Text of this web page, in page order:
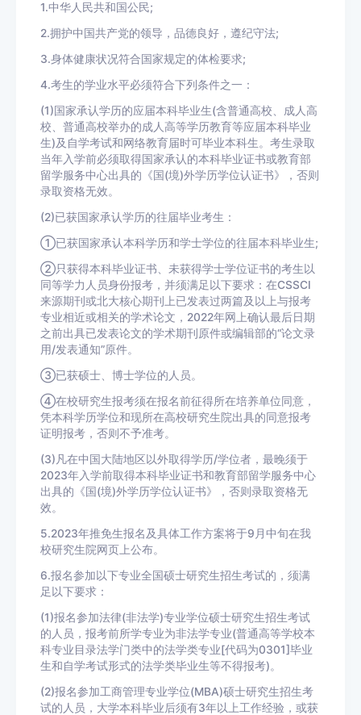
1.中华人民共和国公民;
2.拥护中国共产党的领导，品德良好，遵纪守法;
3.身体健康状况符合国家规定的体检要求;
4.考生的学业水平必须符合下列条件之一：
(1)国家承认学历的应届本科毕业生(含普通高校、成人高
校、普通高校举办的成人高等学历教育等应届本科毕业
生)及自学考试和网络教育届时可毕业本科生。考生录取
当年入学前必须取得国家承认的本科毕业证书或教育部
留学服务中心出具的《国(境)外学历学位认证书》，否则
录取资格无效。
(2)已获国家承认学历的往届毕业考生：
①已获国家承认本科学历和学士学位的往届本科毕业生;
②只获得本科毕业证书、未获得学士学位证书的考生以
同等学力人员身份报考，并须满足以下要求：在CSSCI
来源期刊或北大核心期刊上已发表过两篇及以上与报考
专业相近或相关的学术论文，2022年网上确认最后日期
之前出具已发表论文的学术期刊原件或编辑部的“论文录
用/发表通知”原件。
③已获硕士、博士学位的人员。
④在校研究生报考须在报名前征得所在培养单位同意，
凭本科学历学位和现所在高校研究生院出具的同意报考
证明报考，否则不予准考。
(3)凡在中国大陆地区以外取得学历/学位者，最晚须于
2023年入学前取得本科毕业证书和教育部留学服务中心
出具的《国(境)外学历学位认证书》，否则录取资格无
效。
5.2023年推免生报名及具体工作方案将于9月中旬在我
校研究生院网页上公布。
6.报名参加以下专业全国硕士研究生招生考试的，须满
足以下要求：
(1)报名参加法律(非法学)专业学位硕士研究生招生考试
的人员，报考前所学专业为非法学专业(普通高等学校本
科专业目录法学门类中的法学类专业[代码为0301]毕业
生和自学考试形式的法学类毕业生等不得报考)。
(2)报名参加工商管理专业学位(MBA)硕士研究生招生考
试的人员，大学本科毕业后须有3年以上工作经验，或获